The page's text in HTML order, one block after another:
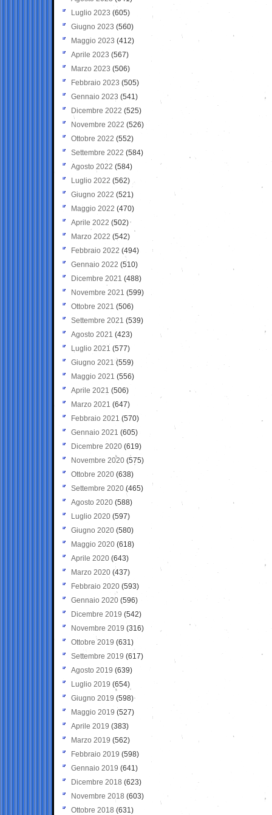
Luglio 2023 (605)
Giugno 2023 (560)
Maggio 2023 (412)
Aprile 2023 (567)
Marzo 2023 (506)
Febbraio 2023 (505)
Gennaio 2023 (541)
Dicembre 2022 (525)
Novembre 2022 (526)
Ottobre 2022 (552)
Settembre 2022 (584)
Agosto 2022 (584)
Luglio 2022 (562)
Giugno 2022 (521)
Maggio 2022 (470)
Aprile 2022 (502)
Marzo 2022 (542)
Febbraio 2022 (494)
Gennaio 2022 (510)
Dicembre 2021 (488)
Novembre 2021 (599)
Ottobre 2021 (506)
Settembre 2021 (539)
Agosto 2021 (423)
Luglio 2021 (577)
Giugno 2021(559)
Maggio 2021 (556)
Aprile 2021 (506)
Marzo 2021 (647)
Febbraio 2021 (570)
Gennaio 2021 (605)
Dicembre 2020 (619)
Novembre 2020 (575)
Ottobre 2020 (638)
Settembre 2020(465)
Agosto 2020 (588)
Luglio 2020 (597)
Giugno 2020 (580)
Maggio 2020 (618)
Aprile 2020 (643)
Marzo 2020 (437)
Febbraio 2020 (593)
Gennaio 2020 (596)
Dicembre 2019 (542)
Novembre 2019 (316)
Ottobre 2019 (631)
Settembre 2019 (617)
Agosto 2019 (639)
Luglio 2019 (654)
Giugno 2019 (598)
Maggio 2019 (527)
Aprile 2019 (383)
Marzo 2019 (562)
Febbraio 2019 (598)
Gennaio 2019 (641)
Dicembre 2018 (623)
Novembre 2018 (603)
Ottobre 2018 (631)